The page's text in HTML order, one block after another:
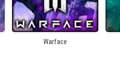
Warface